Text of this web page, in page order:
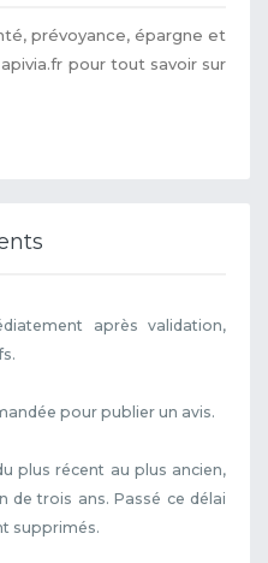
prévoyance, épargne et
pour tout savoir sur
après validation,
pour publier un avis.
plus récent au plus ancien,
de trois ans. Passé ce délai
supprimés.